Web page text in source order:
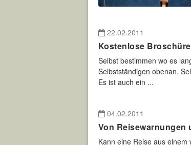
22.02.2011
Kostenlose
Selbst bestimmen wo es
Selbstständigen obenan.
Es ist auch ein ...
04.02.2011
Von Reisewarnungen
Kann eine Reise aus